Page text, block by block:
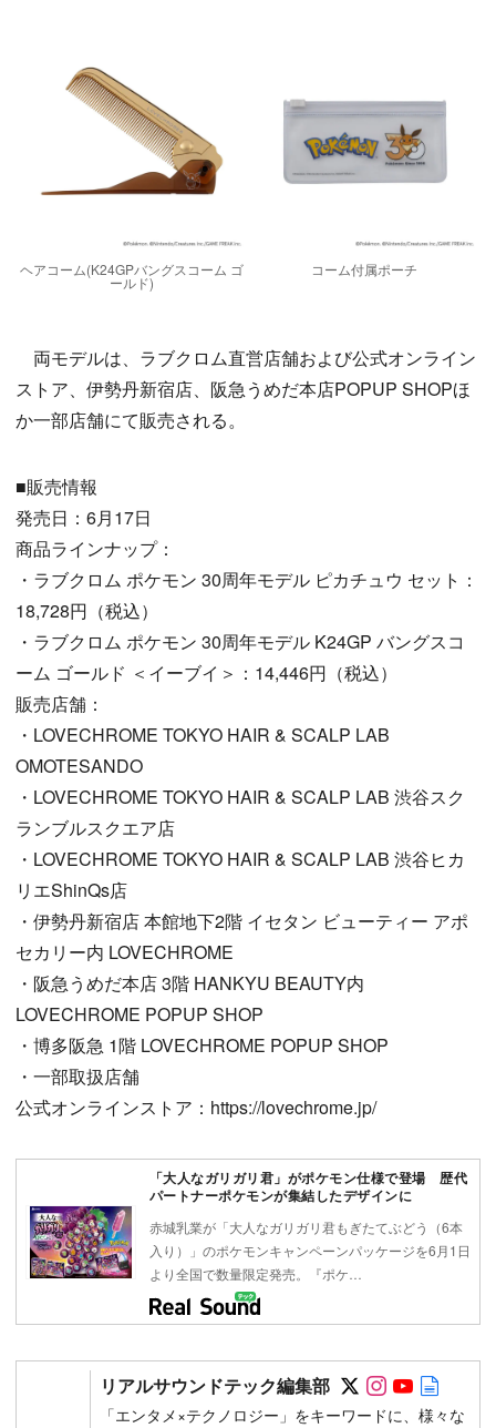
ヘアコーム(K24GPバングスコーム ゴ
ールド)
コーム付属ポーチ
両モデルは、ラブクロム直営店舗および公式オンライン
ストア、伊勢丹新宿店、阪急うめだ本店POPUP SHOPほ
か一部店舗にて販売される。
■販売情報
発売日：6月17日
商品ラインナップ：
・ラブクロム ポケモン 30周年モデル ピカチュウ セット：
18,728円（税込）
・ラブクロム ポケモン 30周年モデル K24GP バングスコ
ーム ゴールド ＜イーブイ＞：14,446円（税込）
販売店舗：
・LOVECHROME TOKYO HAIR & SCALP LAB
OMOTESANDO
・LOVECHROME TOKYO HAIR & SCALP LAB 渋谷スク
ランブルスクエア店
・LOVECHROME TOKYO HAIR & SCALP LAB 渋谷ヒカ
リエShinQs店
・伊勢丹新宿店 本館地下2階 イセタン ビューティー アポ
セカリー内 LOVECHROME
・阪急うめだ本店 3階 HANKYU BEAUTY内
LOVECHROME POPUP SHOP
・博多阪急 1階 LOVECHROME POPUP SHOP
・一部取扱店舗
公式オンラインストア：https://lovechrome.jp/
「大人なガリガリ君」がポケモン仕様で登場 歴代
パートナーポケモンが集結したデザインに
赤城乳業が「大人なガリガリ君もぎたてぶどう（6本
入り）」のポケモンキャンペーンパッケージを6月1日
より全国で数量限定発売。『ポケ…
リアルサウンドテック編集部 Follow on
Follow on
Follow
「エンタメ×テクノロジー」をキーワードに、様々な